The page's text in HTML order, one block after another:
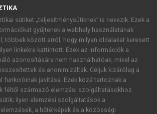
FIÓKKAL
hozzáférés
sütiket „teljesítménysütiknek” is nevezik. Ezek a
gyűjtenek a webhely használatának
többek között arról, hogy milyen oldalakat keresett
linkekre kattintott. Ezek az információk a
azonosítására nem használhatóak, mivel az
és anonimizáltak. Céljuk kizárólag a
funkcióinak javítása. Ezek közé tartoznak a
féltől származó elemzési szolgáltatásokhoz
ilyen elemzési szolgáltatások a
a hőtérképek és a közösségi